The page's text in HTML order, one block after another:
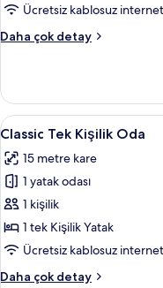
Ücretsiz kablosuz internet
Daha çok detay
Classic
fazla
detay
Classic
Tek
Kişilik
Oda
için
tüm
fotoğrafları
10
Classic Tek Kişilik Oda
15 metre kare
1 yatak odası
1 kişilik
1 tek Kişilik Yatak
Ücretsiz kablosuz internet
Daha çok detay
Classic